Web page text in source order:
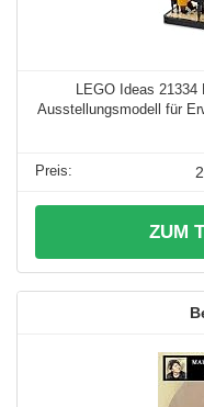
LEGO Ideas
Ausstellungsmodell für
ZUM